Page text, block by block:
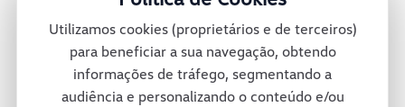
Utilizamos cookies (proprietários e de terceiros)
para beneficiar a sua navegação, obtendo
informações de tráfego, segmentando a
audiência e personalizando o conteúdo e/ou
montadora oferece mais de 30 diferentes
veículos no México e conta também com
uma rede de concessionárias para dar